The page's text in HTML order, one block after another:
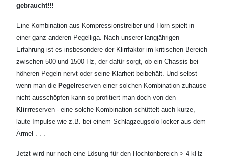
gebraucht!!!
Eine Kombination aus Kompressionstreiber und Horn spielt in
einer ganz anderen Pegelliga. Nach unserer langjährigen
Erfahrung ist es insbesondere der Klirrfaktor im kritischen Bereich
zwischen 500 und 1500 Hz, der dafür sorgt, ob ein Chassis bei
höheren Pegeln nervt oder seine Klarheit beibehält. Und selbst
wenn man die Pegel reserven einer solchen Kombination zuhause
nicht ausschöpfen kann so profitiert man doch von den
Klirrreserven - eine solche Kombination schüttelt auch kurze,
laute Impulse wie z.B. bei einem Schlagzeugsolo locker aus dem
Ärmel . . .
Jetzt wird nur noch eine Lösung für den Hochtonbereich > 4 kHz